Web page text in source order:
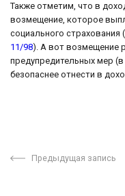
Также отметим, что в
возмещение, которое
социального страхования (
11/98). А вот возмещение
предупредительных мер
безопаснее отнести в
Предыдущая запись